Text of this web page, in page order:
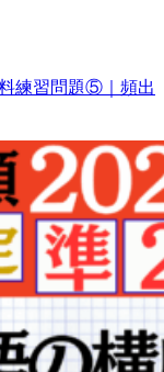
料練習問題⑤｜頻出